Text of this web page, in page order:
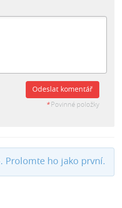
Odeslat komentář
*Povinné položky
Prolomte ho jako první.